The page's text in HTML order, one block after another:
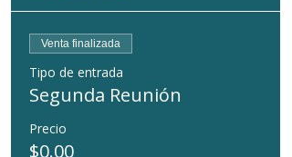
Venta finalizada
Tipo de entrada
Segunda Reunión
Precio
$0.00